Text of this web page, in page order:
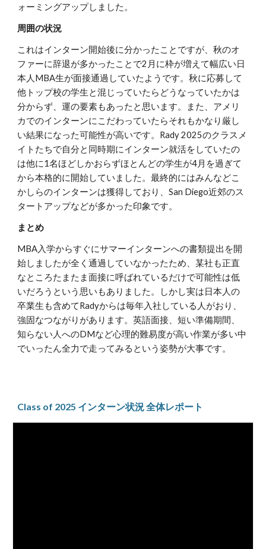
ォーミングアップしました。
周囲の状況
これはインターン開始後に分かったことですが、秋のオ
ファーに辞退が多かったことで2月に枠が増えて幅広い日
本人MBA生が面接通過していたようです。秋に応募して
他トップ校の学生と混じっていたらどうなっていたかは
分からず、運の要素もあったと思います。また、アメリ
カでのインターンにこだわっていたらそれもかなり厳し
い結果になった可能性が高いです。Rady 2025のクラスメ
イトたちで自分と同時期にインターン就活をしていたの
は他に1名ほどしかおらずほとんどの学生が4月を過ぎて
から本格的に開始していました。最終的にはみんなどこ
かしらのインターンは獲得しており、San Diego近郊のス
タートアップなどが多かった印象です。
まとめ
MBA入学からすぐにサマーインターンへの書類提出を開
始しましたが全く通過していなかったため、某社も正直
なところたまたま面接に呼ばれているだけで可能性は低
いだろうという思いもありました。しかし実は日本人の
卒業生も含めてRadyからは毎年入社している人がおり、
強固なつながりがあります。英語面接、短い準備期間、
知らない人へのDMなど心理的難易度が高い作業が多い中
でいったん全力で走ってみるという姿勢が大事です。
Class of 2025 インターン状況 全体レポート